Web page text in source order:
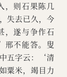
，则石果陈几
失去已久，今
，遂与争作石
不能答。叟
五字云：‘清
粟米，竭目力